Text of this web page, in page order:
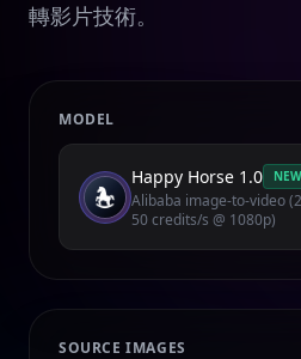
轉影片技術。
MODEL
Happy Horse 1.0 NEW
Alibaba image-to-video
50 credits/s @ 1080p)
SOURCE IMAGES